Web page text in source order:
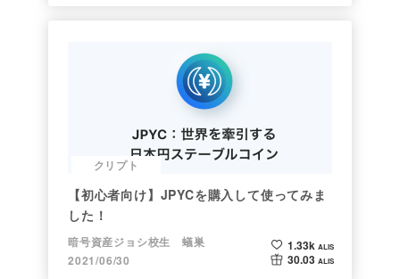
クリプト
【初心者向け】JPYCを購入して使ってみま
した！
暗号資産ジョシ校生 蟻巣
2021/06/30
1.33k ALIS
30.03 ALIS